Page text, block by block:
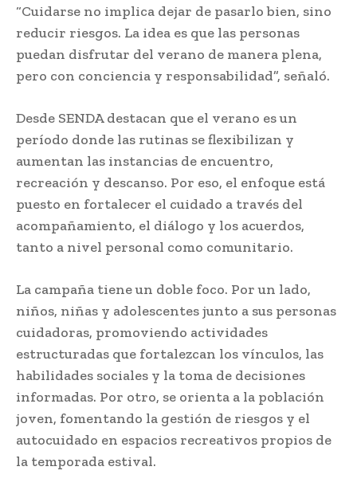
“Cuidarse no implica dejar de pasarlo bien, sino
reducir riesgos. La idea es que las personas
puedan disfrutar del verano de manera plena,
pero con conciencia y responsabilidad”, señaló.
Desde SENDA destacan que el verano es un
período donde las rutinas se flexibilizan y
aumentan las instancias de encuentro,
recreación y descanso. Por eso, el enfoque está
puesto en fortalecer el cuidado a través del
acompañamiento, el diálogo y los acuerdos,
tanto a nivel personal como comunitario.
La campaña tiene un doble foco. Por un lado,
niños, niñas y adolescentes junto a sus personas
cuidadoras, promoviendo actividades
estructuradas que fortalezcan los vínculos, las
habilidades sociales y la toma de decisiones
informadas. Por otro, se orienta a la población
joven, fomentando la gestión de riesgos y el
autocuidado en espacios recreativos propios de
la temporada estival.